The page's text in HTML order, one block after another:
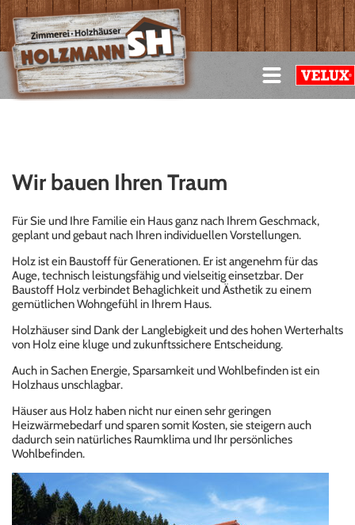
Wir bauen Ihren Traum
Für Sie und Ihre Familie ein Haus ganz nach Ihrem Geschmack,
geplant und gebaut nach Ihren individuellen Vorstellungen.
Holz ist ein Baustoff für Generationen. Er ist angenehm für das
Auge, technisch leistungsfähig und vielseitig einsetzbar. Der
Baustoff Holz verbindet Behaglichkeit und Ästhetik zu einem
gemütlichen Wohngefühl in Ihrem Haus.
Holzhäuser sind Dank der Langlebigkeit und des hohen Werterhalts
von Holz eine kluge und zukunftssichere Entscheidung.
Auch in Sachen Energie, Sparsamkeit und Wohlbefinden ist ein
Holzhaus unschlagbar.
Häuser aus Holz haben nicht nur einen sehr geringen
Heizwärmebedarf und sparen somit Kosten, sie steigern auch
dadurch sein natürliches Raumklima und Ihr persönliches
Wohlbefinden.